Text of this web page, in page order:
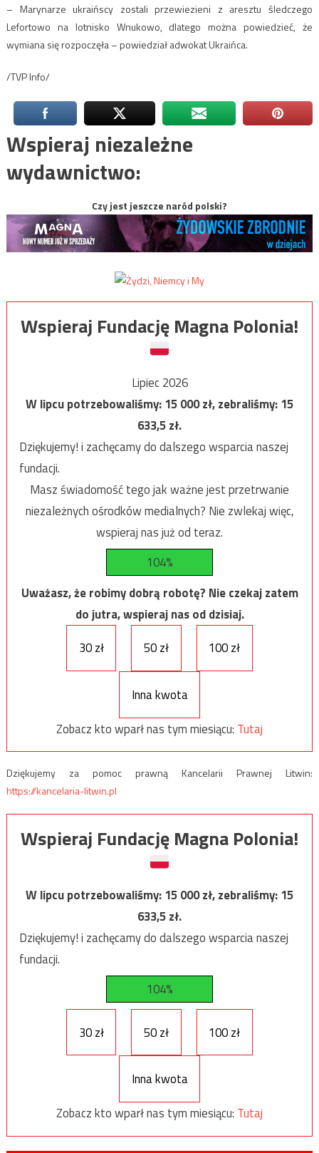
– Marynarze ukraińscy zostali przewiezieni z aresztu śledczego
Lefortowo na lotnisko Wnukowo, dlatego można powiedzieć, że
wymiana się rozpoczęła – powiedział adwokat Ukraińca.
/TVP Info/
Wspieraj niezależne
wydawnictwo:
Czy jest jeszcze naród polski?
Wspieraj Fundację Magna Polonia!
Lipiec 2026
W lipcu potrzebowaliśmy:15 000zł, zebraliśmy:15
633,5zł.
Dziękujemy! i zachęcamy do dalszego wsparcia naszej
fundacji.
Masz świadomość tego jak ważne jest przetrwanie
niezależnych ośrodków medialnych? Nie zwlekaj więc,
wspieraj nas już od teraz.
104%
Uważasz, że robimy dobrą robotę? Nie czekaj zatem
do jutra, wspieraj nas od dzisiaj.
30 zł
50 zł 100 zł
Inna kwota
Zobacz kto wparł nas tym miesiącu: Tutaj
Dziękujemy za pomoc prawną Kancelarii Prawnej Litwin:
https://kancelaria-litwin.pl
Wspieraj Fundację Magna Polonia!
W lipcu potrzebowaliśmy:15 000zł, zebraliśmy:15
633,5zł.
Dziękujemy! i zachęcamy do dalszego wsparcia naszej
fundacji.
104%
30 zł 50 zł 100 zł
Inna kwota
Zobacz kto wparł nas tym miesiącu: Tutaj